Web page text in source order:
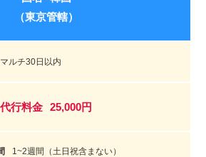
（東京管轄）
マルチ30日以内
25,000円
1~2週間（土日祝含まない）